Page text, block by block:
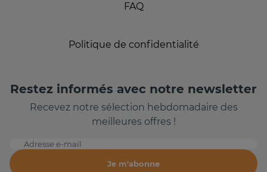
FAQ
Politique de confidentialité
Restez informés avec notre newsletter
Recevez notre sélection hebdomadaire des
meilleures offres !
Adresse e-mail
Je m'abonne